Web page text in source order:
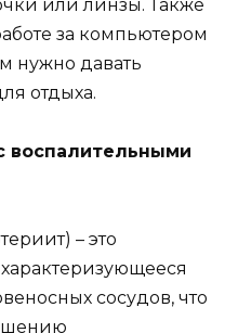
или линзы. Также
за компьютером
нужно давать
отдыха.
воспалительными
– это
сосудов, что